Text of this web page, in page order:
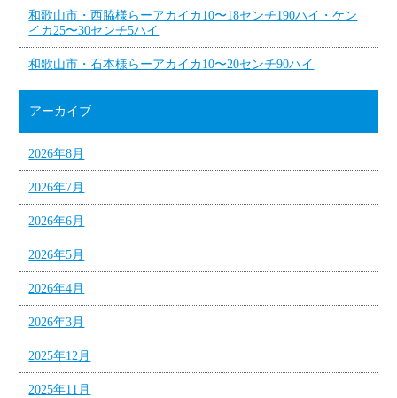
和歌山市・西脇様らーアカイカ10〜18センチ190ハイ・ケン
イカ25〜30センチ5ハイ
和歌山市・石本様らーアカイカ10〜20センチ90ハイ
アーカイブ
2026年8月
2026年7月
2026年6月
2026年5月
2026年4月
2026年3月
2025年12月
2025年11月